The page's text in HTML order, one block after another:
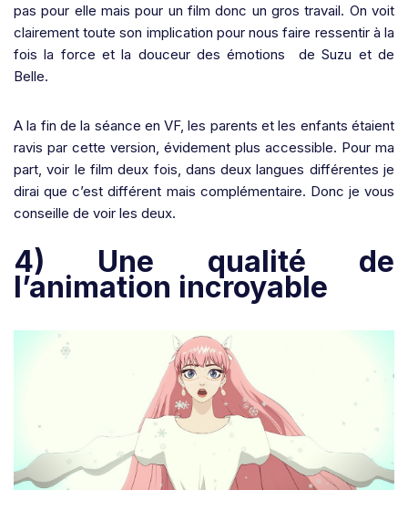
pas pour elle mais pour un film donc un gros travail. On voit
clairement toute son implication pour nous faire ressentir à la
fois la force et la douceur des émotions
de Suzu et de
Belle.
A la fin de la séance en VF, les parents et les enfants étaient
ravis par cette version, évidement plus accessible. Pour ma
part, voir le film deux fois, dans deux langues différentes je
dirai que c’est différent mais complémentaire. Donc je vous
conseille de voir les deux.
4) Une qualité de
l’animation incroyable